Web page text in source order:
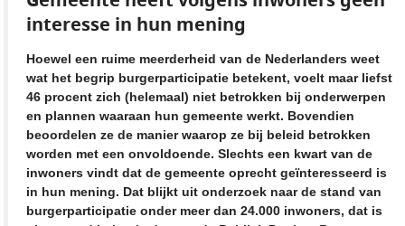
interesse in hun mening
Hoewel een ruime meerderheid van de Nederlanders weet
wat het begrip burgerparticipatie betekent, voelt maar liefst
46 procent zich (helemaal) niet betrokken bij onderwerpen
en plannen waaraan hun gemeente werkt. Bovendien
beoordelen ze de manier waarop ze bij beleid betrokken
worden met een onvoldoende. Slechts een kwart van de
inwoners vindt dat de gemeente oprecht geïnteresseerd is
in hun mening. Dat blijkt uit onderzoek naar de stand van
burgerparticipatie onder meer dan 24.000 inwoners, dat is